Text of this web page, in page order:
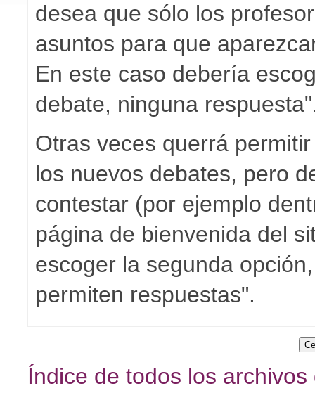
desea que sólo los
asuntos para que
En este caso debería
debate, ninguna
Otras veces querrá
los nuevos debates, pero
contestar (por ejemplo
página de bienvenida del
escoger la segunda
permiten respuestas".
Índice de todos los archivos